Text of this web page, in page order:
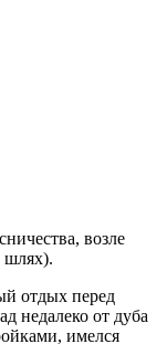
возле
шлях).
отдых перед
недалеко от дуба
имелся